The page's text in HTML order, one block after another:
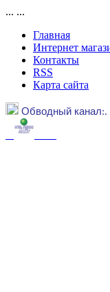
... ...
Главная
Интернет
Контакты
RSS
Карта сайта
Обводный канал:.